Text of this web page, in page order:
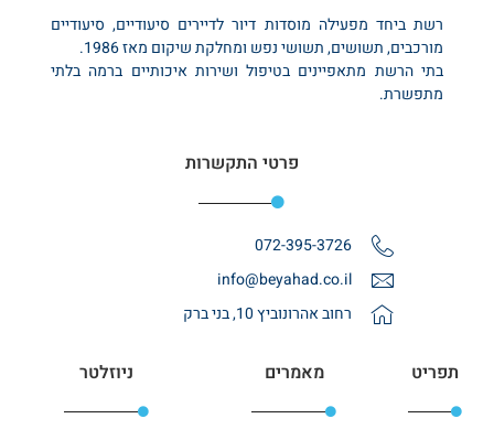
רשת ביחד מפעילה מוסדות דיור לדיירים סיעודיים, סיעודיים
מורכבים, תשושים, תשושי נפש ומחלקת שיקום מאז 1986.
בתי הרשת מתאפיינים בטיפול ושירות איכותיים ברמה בלתי
מתפשרת.
פרטי התקשרות
072-395-3726
info@beyahad.co.il
רחוב אהרונוביץ 10, בני ברק
תפריט מאמרים ניוזלטר